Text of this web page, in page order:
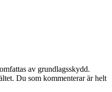
av grundlagsskydd.
Du som kommenterar är helt